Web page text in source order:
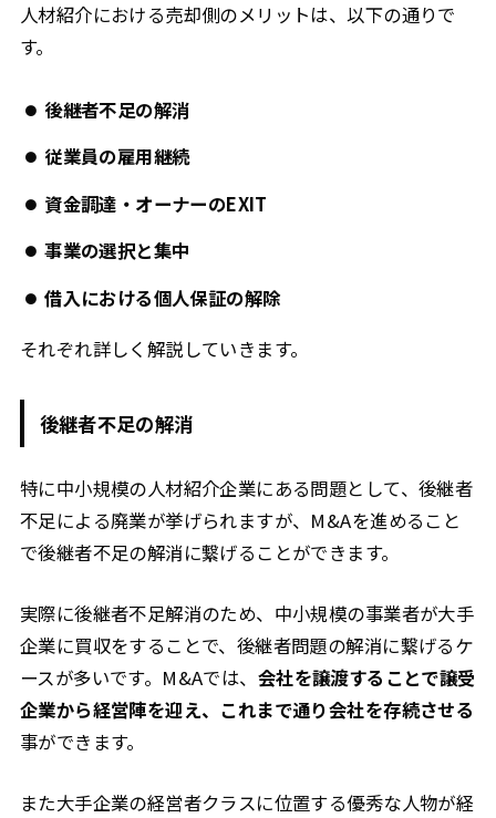
人材紹介における売却側のメリットは、以下の通りで
す。
後継者不足の解消
従業員の雇用継続
資金調達・オーナーのEXIT
事業の選択と集中
借入における個人保証の解除
それぞれ詳しく解説していきます。
後継者不足の解消
特に中小規模の人材紹介企業にある問題として、後継者
不足による廃業が挙げられますが、M&Aを進めること
で後継者不足の解消に繋げることができます。
実際に後継者不足解消のため、中小規模の事業者が大手
企業に買収をすることで、後継者問題の解消に繋げるケ
ースが多いです。M&Aでは、 会社を譲渡することで譲受
企業から経営陣を迎え、これまで通り会社を存続させる
事ができます。
また大手企業の経営者クラスに位置する優秀な人物が経